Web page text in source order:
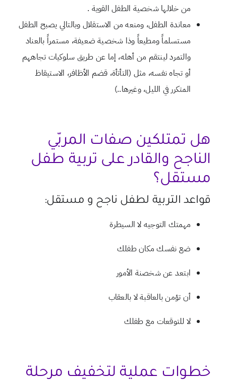
من خلالها شخصية الطفل القوية .
معاندة الطفل، ومنعه من الاستقلال وبالتالي يصبح الطفل
مستسلماً ومطيعاً وذا شخصية ضعيفة، مستمراً بالعناد
والتمرد لينتقم من أهله، إما عن طريق سلوكيات تجاههم
أو تجاه نفسه، مثل (التأتأة، قضم الأظافر، الاستيقاظ
المتكرر في الليل، وغيرها..)
هل تمتلكين صفات المربّي
الناجح والقادر على تربية طفل
مستقل؟
قواعد التربية لطفل ناجح و مستقل:
مهمتك التوجيه لا السيطرة
ضع نفسك مكان طفلك
ابتعد عن شخصنة الأمور
أن تؤمن بالعاقبة لا بالعقاب
لا للتوقعات مع طفلك
خطوات عملية لتخفيف مرحلة